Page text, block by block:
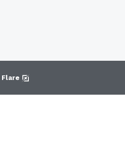
Flare